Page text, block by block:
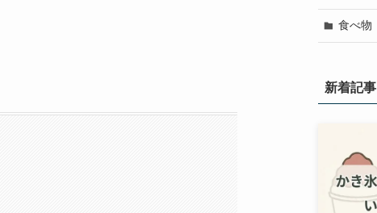
食べ物
新着記事